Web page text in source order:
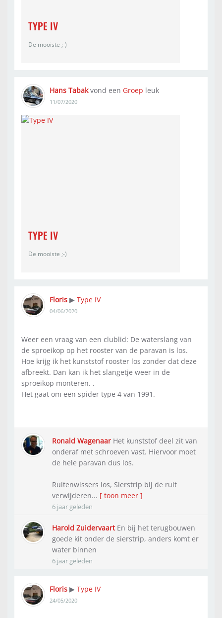
TYPE IV
De mooiste ;-)
Hans Tabakvond een Groep leuk
11/07/2020
TYPE IV
De mooiste ;-)
Floris ▶ Type IV
04/06/2020
Weer een vraag van een clublid: De waterslang van
de sproeikop op het rooster van de paravan is los.
Hoe krijg ik het kunststof rooster los zonder dat deze
afbreekt. Dan kan ik het slangetje weer in de
sproeikop monteren. .
Het gaat om een spider type 4 van 1991.
Ronald Wagenaar Het kunststof deel zit van
onderaf met schroeven vast. Hiervoor moet
de hele paravan dus los.
Ruitenwissers los, Sierstrip bij de ruit
verwijderen... [ toon meer ]
6 jaar geleden
Harold Zuidervaart En bij het terugbouwen
goede kit onder de sierstrip, anders komt er
water binnen
6 jaar geleden
Floris ▶ Type IV
24/05/2020